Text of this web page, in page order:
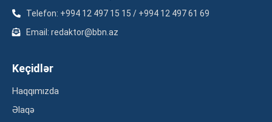
Telefon: +994 12 497 15 15 / +994 12 497 61 69
Email: redaktor@bbn.az
Keçidlər
Haqqımızda
Əlaqə